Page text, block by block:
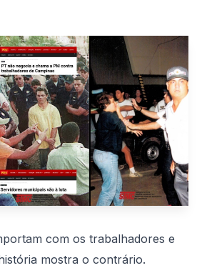
com os trabalhadores e
mostra o contrário.